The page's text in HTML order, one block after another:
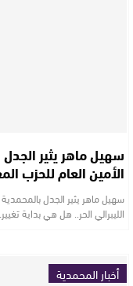
سهيل ماهر يثير
الأمين العام للحزب
سهيل ماهر يثير الجدل
الليبرالي الحر.. هل هي بداية
أخبار المحمدية